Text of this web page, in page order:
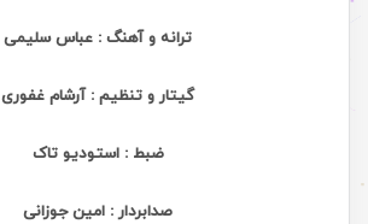
ترانه و آهنگ : عباس سلیمی
گیتار و تنظیم : آرشام غفوری
ضبط : استودیو تاک
صدابردار : امین جوزانی